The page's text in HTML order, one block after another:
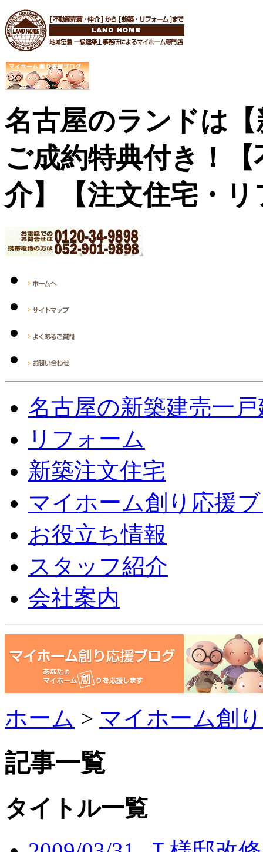
名古屋のランドは
ご成約特典付き！
介】【注文住宅・
名古屋の新築建売一
リフォーム
新築注文住宅
マイホーム創り応援
お役立ち情報
スタッフ紹介
会社案内
ホーム > マイホーム創
記事一覧
タイトル一覧